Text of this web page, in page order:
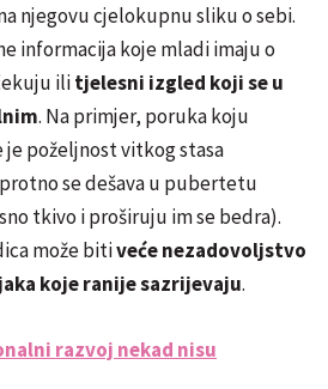
njegovu cjelokupnu sliku o sebi.
informacija koje mladi imaju o
ilitjelesni izgled koji se u
. Na primjer, poruka koju
poželjnost vitkog stasa
se dešava u pubertetu
tkivo i proširuju im se bedra).
može bitiveće nezadovoljstvo
koje ranije sazrijevaju.
razvoj nekad nisu